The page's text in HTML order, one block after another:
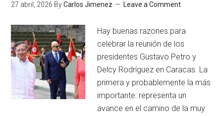
27 abril, 2026 ByCarlos Jimenez Leave a Comment
Hay buenas razones para
celebrar la reunión de los
presidentes Gustavo Petro y
Delcy Rodríguez en Caracas. La
primera y probablemente la más
importante: representa un
avance en el camino de la muy